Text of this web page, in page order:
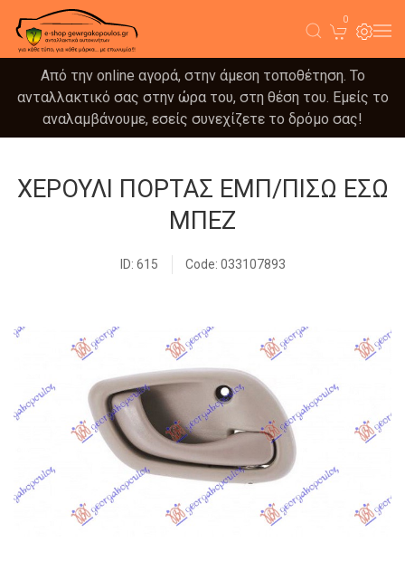
0
Από την online αγορά, στην άμεση τοποθέτηση. Το
ανταλλακτικό σας στην ώρα του, στη θέση του. Εμείς το
αναλαμβάνουμε, εσείς συνεχίζετε το δρόμο σας!
ΧΕΡΟΥΛΙ ΠΟΡΤΑΣ ΕΜΠ/ΠΙΣΩ ΕΣΩ
ΜΠΕΖ
ID: 615 Code: 033107893